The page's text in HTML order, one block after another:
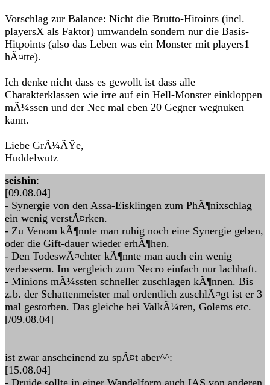
Vorschlag zur Balance: Nicht die Brutto-Hitoints (incl.
playersX als Faktor) umwandeln sondern nur die Basis-
Hitpoints (also das Leben was ein Monster mit players1
hÃ¤tte).
Ich denke nicht dass es gewollt ist dass alle
Charakterklassen wie irre auf ein Hell-Monster einkloppen
mÃ¼ssen und der Nec mal eben 20 Gegner wegnuken
kann.
Liebe GrÃ¼ÃŸe,
Huddelwutz
seishin:
[09.08.04]
- Synergie von den Assa-Eisklingen zum PhÃ¶nixschlag
ein wenig verstÃ¤rken.
- Zu Venom kÃ¶nnte man ruhig noch eine Synergie geben,
oder die Gift-dauer wieder erhÃ¶hen.
- Den TodeswÃ¤chter kÃ¶nnte man auch ein wenig
verbessern. Im vergleich zum Necro einfach nur lachhaft.
- Minions mÃ¼ssten schneller zuschlagen kÃ¶nnen. Bis
z.b. der Schattenmeister mal ordentlich zuschlÃ¤gt ist er 3
mal gestorben. Das gleiche bei ValkÃ¼ren, Golems etc.
[/09.08.04]
ist zwar anscheinend zu spÃ¤t aber^^:
[15.08.04]
- Druide sollte in einer Wandelform auch IAS von anderen